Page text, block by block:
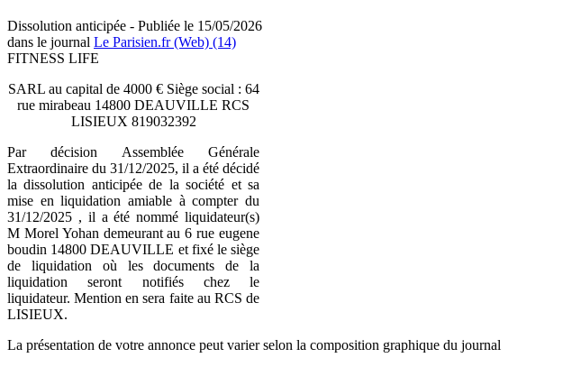
Dissolution anticipée - Publiée le 15/05/2026
dans le journal Le Parisien.fr (Web) (14)
FITNESS LIFE
SARL au capital de 4000 € Siège social : 64
rue mirabeau 14800 DEAUVILLE RCS
LISIEUX 819032392
Par décision Assemblée Générale
Extraordinaire du 31/12/2025, il a été décidé
la dissolution anticipée de la société et sa
mise en liquidation amiable à compter du
31/12/2025 , il a été nommé liquidateur(s)
M Morel Yohan demeurant au 6 rue eugene
boudin 14800 DEAUVILLE et fixé le siège
de liquidation où les documents de la
liquidation seront notifiés chez le
liquidateur. Mention en sera faite au RCS de
LISIEUX.
La présentation de votre annonce peut varier selon la composition graphique du journal